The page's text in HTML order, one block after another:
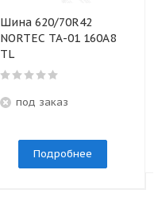
Шина 620/70R42
NORTEC ТА-01 160А8
TL
под заказ
Подробнее